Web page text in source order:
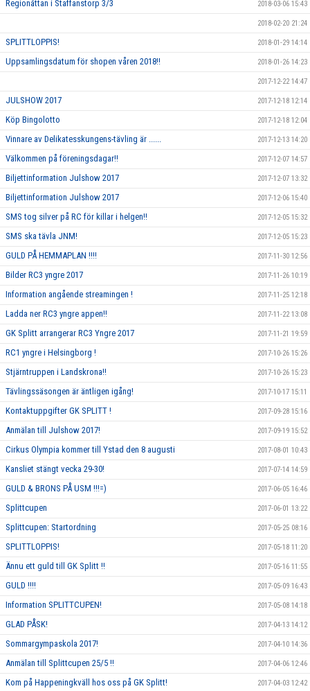
Regionåttan i Staffanstorp 3/3 2018-03-06 15:43
2018-02-20 21:24
SPLITTLOPPIS! 2018-01-29 14:14
Uppsamlingsdatum för shopen våren 2018!! 2018-01-26 14:23
2017-12-22 14:47
JULSHOW 2017 2017-12-18 12:14
Köp Bingolotto 2017-12-18 12:04
Vinnare av Delikatesskungens-tävling är ...... 2017-12-13 14:20
Välkommen på föreningsdagar!! 2017-12-07 14:57
Biljettinformation Julshow 2017 2017-12-07 13:32
Biljettinformation Julshow 2017 2017-12-06 15:40
SMS tog silver på RC för killar i helgen!! 2017-12-05 15:32
SMS ska tävla JNM! 2017-12-05 15:23
GULD PÅ HEMMAPLAN !!!! 2017-11-30 12:56
Bilder RC3 yngre 2017 2017-11-26 10:19
Information angående streamingen ! 2017-11-25 12:18
Ladda ner RC3 yngre appen!! 2017-11-22 13:08
GK Splitt arrangerar RC3 Yngre 2017 2017-11-21 19:59
RC1 yngre i Helsingborg ! 2017-10-26 15:26
Stjärntruppen i Landskrona!! 2017-10-26 15:23
Tävlingssäsongen är äntligen igång! 2017-10-17 15:11
Kontaktuppgifter GK SPLITT ! 2017-09-28 15:16
Anmälan till Julshow 2017! 2017-09-19 15:52
Cirkus Olympia kommer till Ystad den 8 augusti 2017-08-01 10:43
Kansliet stängt vecka 29-30! 2017-07-14 14:59
GULD & BRONS PÅ USM !!!=) 2017-06-05 16:46
Splittcupen 2017-06-01 13:22
Splittcupen: Startordning 2017-05-25 08:16
SPLITTLOPPIS! 2017-05-18 11:20
Ännu ett guld till GK Splitt !! 2017-05-16 11:55
GULD !!!! 2017-05-09 16:43
Information SPLITTCUPEN! 2017-05-08 14:18
GLAD PÅSK! 2017-04-13 14:12
Sommargympaskola 2017! 2017-04-10 14:36
Anmälan till Splittcupen 25/5 !! 2017-04-06 12:46
Kom på Happeningkväll hos oss på GK Splitt! 2017-04-03 12:42